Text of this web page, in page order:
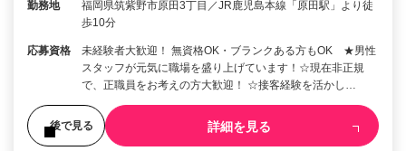
勤務地
福岡県筑紫野市原田3丁目／JR鹿児島本線「原田駅」より徒
歩10分
応募資格
未経験者大歓迎！ 無資格OK・ブランクある方もOK ★男性
スタッフが元気に職場を盛り上げています！☆現在非正規
で、正職員をお考えの方大歓迎！ ☆接客経験を活かし…
後で見る 詳細を見る